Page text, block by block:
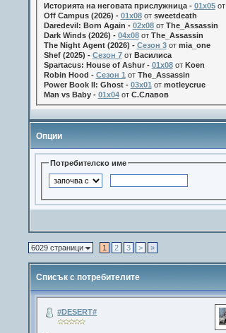
Историята на неговата прислужница - 01х05от
Off Campus (2026) - 01x08от sweetdeath
Daredevil: Born Again - 02x08от The_Assassin
Dark Winds (2026) - 04x08от The_Assassin
The Night Agent (2026) - Сезон 3от mia_one
Shef (2025) - Сезон 7от Василиса
Spartacus: House of Ashur - 01x08от Koen
Robin Hood - Сезон 1 от The_Assassin
Power Book II: Ghost - 03x01 от motleycrue
Man vs Baby - 01x04от С.Славов
Опции
Потребителско име
6029 страници 1 2 3 > »
Списък с потребителите
#DESERT#